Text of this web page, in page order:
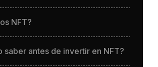
NFT?
saber antes de invertir en NFT?